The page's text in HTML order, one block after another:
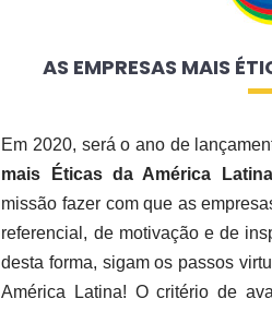
AS EMPRESAS MAIS
Em 2020, será o ano de
mais Éticas da América Latina
missão fazer com que as
referencial, de motivação e de
desta forma, sigam os passos
América Latina! O critério de